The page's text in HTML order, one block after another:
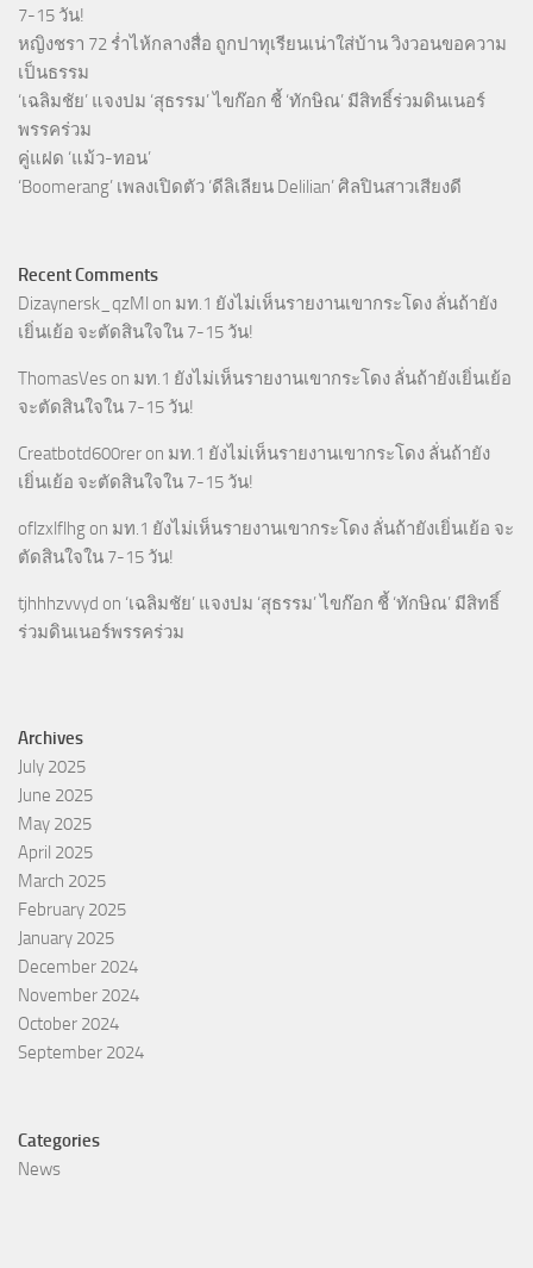
7-15 วัน!
หญิงชรา 72 ร่ำไห้กลางสื่อ ถูกปาทุเรียนเน่าใส่บ้าน วิงวอนขอความ
เป็นธรรม
‘เฉลิมชัย’ แจงปม ‘สุธรรม’ ไขก๊อก ชี้ ‘ทักษิณ’ มีสิทธิ์ร่วมดินเนอร์
พรรคร่วม
คู่แฝด ‘แม้ว-ทอน’
‘Boomerang’ เพลงเปิดตัว ‘ดีลิเลียน Delilian’ ศิลปินสาวเสียงดี
Recent Comments
Dizaynersk_qzMl on มท.1 ยังไม่เห็นรายงานเขากระโดง ลั่นถ้ายัง
เยิ่นเย้อ จะตัดสินใจใน 7-15 วัน!
ThomasVes on มท.1 ยังไม่เห็นรายงานเขากระโดง ลั่นถ้ายังเยิ่นเย้อ
จะตัดสินใจใน 7-15 วัน!
Creatbotd600rer on มท.1 ยังไม่เห็นรายงานเขากระโดง ลั่นถ้ายัง
เยิ่นเย้อ จะตัดสินใจใน 7-15 วัน!
oflzxlflhg on มท.1 ยังไม่เห็นรายงานเขากระโดง ลั่นถ้ายังเยิ่นเย้อ จะ
ตัดสินใจใน 7-15 วัน!
tjhhhzvvyd on ‘เฉลิมชัย’ แจงปม ‘สุธรรม’ ไขก๊อก ชี้ ‘ทักษิณ’ มีสิทธิ์
ร่วมดินเนอร์พรรคร่วม
Archives
July 2025
June 2025
May 2025
April 2025
March 2025
February 2025
January 2025
December 2024
November 2024
October 2024
September 2024
Categories
News